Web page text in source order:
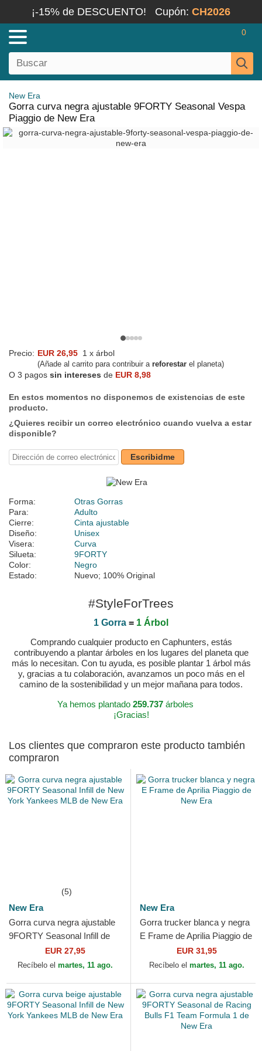
¡-15% de DESCUENTO! Cupón: CH2026
0
New Era
Gorra curva negra ajustable 9FORTY Seasonal Vespa
Piaggio de New Era
Precio: EUR 26,95 1 x árbol
(Añade al carrito para contribuir a reforestar el planeta)
O 3 pagos sin intereses de EUR 8,98
En estos momentos no disponemos de existencias de este
producto.
¿Quieres recibir un correo electrónico cuando vuelva a estar
disponible?
Escribidme
Forma:
Otras Gorras
Para:
Adulto
Cierre:
Cinta ajustable
Diseño:
Unisex
Visera:
Curva
Silueta:
9FORTY
Color:
Negro
Estado:
Nuevo; 100% Original
#StyleForTrees
1 Gorra = 1 Árbol
Comprando cualquier producto en Caphunters, estás
contribuyendo a plantar árboles en los lugares del planeta que
más lo necesitan. Con tu ayuda, es posible plantar 1 árbol más
y, gracias a tu colaboración, avanzamos un poco más en el
camino de la sostenibilidad y un mejor mañana para todos.
Ya hemos plantado 259.737 árboles
¡Gracias!
Los clientes que compraron este producto también
compraron
(5)
New Era
Gorra curva negra ajustable
9FORTY Seasonal Infill de
New York Yankees MLB de
New Era
EUR 27,95
Recíbelo el martes, 11 ago.
New Era
Gorra trucker blanca y negra
E Frame de Aprilia Piaggio de
EUR 31,95
Recíbelo el martes, 11 ago.